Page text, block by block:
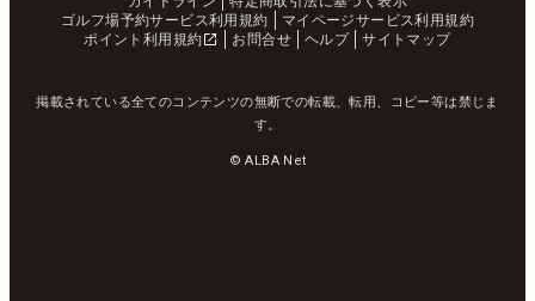
ゴルフ場予約サービス利用規約
マイページサービス利用規約
ポイント利用規約
お問合せ ヘルプ サイトマップ
掲載されている全てのコンテンツの無断での転載、転用、コピー等は禁じま
す。
© ALBA Net